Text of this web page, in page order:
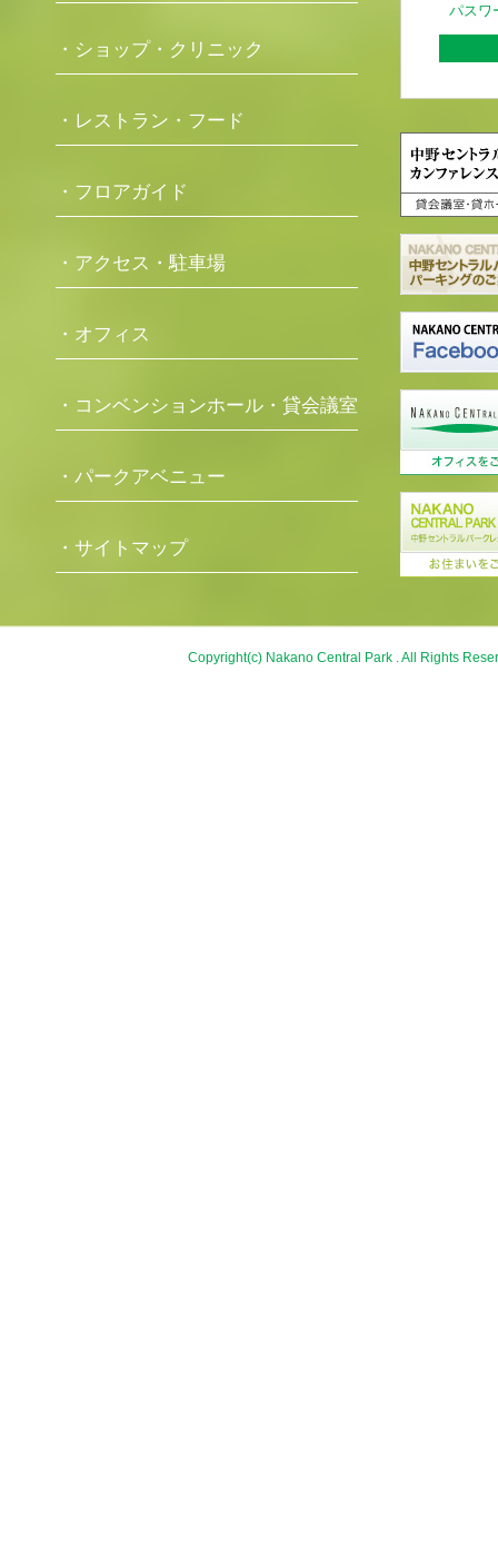
・ショップ・クリニック
・レストラン・フード
・フロアガイド
・アクセス・駐車場
・オフィス
・コンベンションホール・貸会議室
・パークアベニュー
・サイトマップ
パスワ
Copyright(c) Nakano Central Park . All Rights